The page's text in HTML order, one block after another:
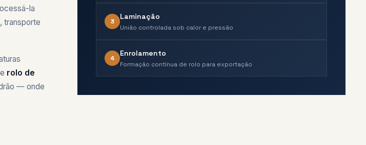
la
transporte
rolo de
— onde
3
Laminação
União controlada sob calor e pressão
4
Enrolamento
Formação contínua de rolo para exportação